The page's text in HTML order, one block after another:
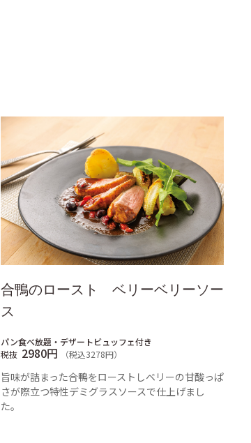
合鴨のロースト ベリーベリーソー
ス
パン食べ放題・デザートビュッフェ付き
税抜 2980円 （税込3278円）
旨味が詰まった合鴨をローストしベリーの甘酸っぱ
さが際立つ特性デミグラスソースで仕上げまし
た。